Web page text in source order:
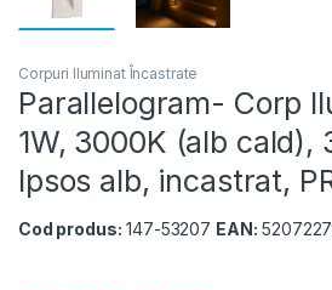
Corpuri Iluminat Încastrate
Parallelogram- Corp
1W, 3000K (alb cald),
Ipsos alb, incastrat,
Cod produs: 147-53207 EAN: